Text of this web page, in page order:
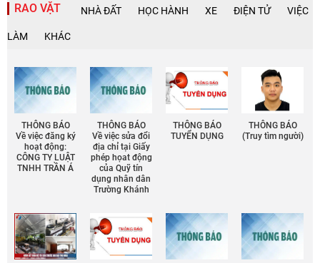
RAO VẶT NHÀ ĐẤT HỌC HÀNH XE ĐIỆN TỬ VIỆC
LÀM KHÁC
THÔNG BÁO
Về việc đăng ký
hoạt động:
CÔNG TY LUẬT
TNHH TRẦN Á
THÔNG BÁO
Về việc sửa đổi
địa chỉ tại Giấy
phép họat động
của Quỹ tín
dụng nhân dân
Trường Khánh
THÔNG BÁO
TUYỂN DỤNG
THÔNG BÁO
(Truy tìm người)